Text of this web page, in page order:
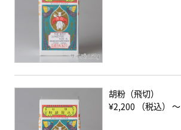
胡粉（飛切）
¥2,200 （税込） ～